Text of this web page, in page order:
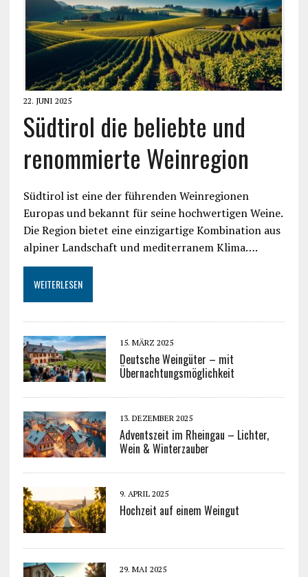
22. JUNI 2025
Südtirol die beliebte und
renommierte Weinregion
Südtirol ist eine der führenden Weinregionen
Europas und bekannt für seine hochwertigen Weine.
Die Region bietet eine einzigartige Kombination aus
alpiner Landschaft und mediterranem Klima….
WEITERLESEN
15. MÄRZ 2025
Deutsche Weingüter – mit
Übernachtungsmöglichkeit
13. DEZEMBER 2025
Adventszeit im Rheingau – Lichter,
Wein & Winterzauber
9. APRIL 2025
Hochzeit auf einem Weingut
29. MAI 2025